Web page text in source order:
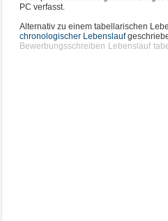
PC verfasst.
Alternativ zu einem tabellarischen
chronologischer Lebenslauf
Bewerbungsschreiben Lebenslauf